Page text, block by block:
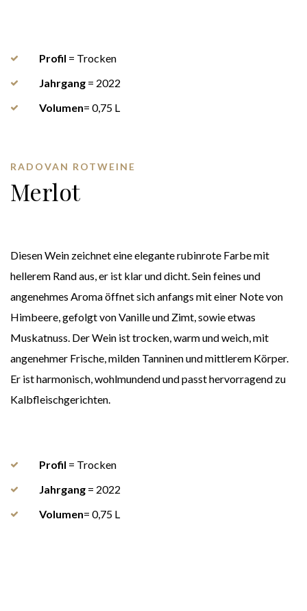
Profil = Trocken
Jahrgang = 2022
Volumen= 0,75 L
RADOVAN ROTWEINE
Merlot
Diesen Wein zeichnet eine elegante rubinrote Farbe mit
hellerem Rand aus, er ist klar und dicht. Sein feines und
angenehmes Aroma öffnet sich anfangs mit einer Note von
Himbeere, gefolgt von Vanille und Zimt, sowie etwas
Muskatnuss. Der Wein ist trocken, warm und weich, mit
angenehmer Frische, milden Tanninen und mittlerem Körper.
Er ist harmonisch, wohlmundend und passt hervorragend zu
Kalbfleischgerichten.
Profil = Trocken
Jahrgang = 2022
Volumen= 0,75 L